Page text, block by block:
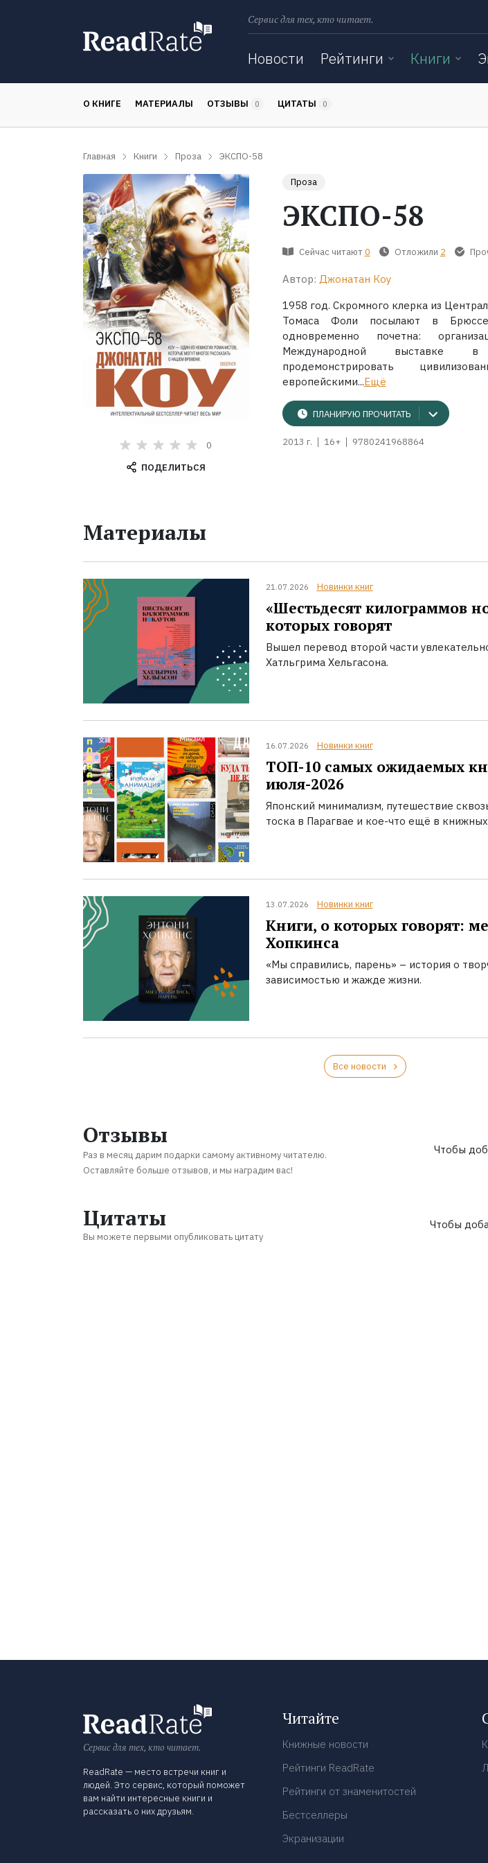
Сервис для тех, кто читает.
Новости Рейтинги Книги
О КНИГЕ МАТЕРИАЛЫ ОТЗЫВЫ 0 ЦИТАТЫ 0
Главная Книги Проза ЭКСПО-58
0
ПОДЕЛИТЬСЯ
Проза
ЭКСПО-58
Сейчас читают 0 Отложили 2
Автор: Джонатан Коу
1958 год. Скромного клерка из
Томаса Фоли посылают в
одновременно почетна:
Международной выставке в
продемонстрировать
европейскими...Ещё
ПЛАНИРУЮ ПРОЧИТАТЬ
2013 г. 16+ 9780241968864
Материалы
21.07.2026 Новинки книг
«Шестьдесят килограммов
которых говорят
Вышел перевод второй части
Хатльгрима Хельгасона.
16.07.2026 Новинки книг
ТОП-10 самых ожидаемых
июля-2026
Японский минимализм, путешествие
тоска в Парагвае и кое-что ещё в
13.07.2026 Новинки книг
Книги, о которых говорят:
Хопкинса
«Мы справились, парень» – история о
зависимостью и жажде жизни.
Все новости
Отзывы
Раз в месяц дарим подарки самому активному читателю.
Оставляйте больше отзывов, и мы наградим вас!
Чтобы
Цитаты
Вы можете первыми опубликовать цитату
Чтобы
Сервис для тех, кто читает.
ReadRate — место встречи книг и
людей. Это сервис, который поможет
вам найти интересные книги и
рассказать о них друзьям.
Читайте
Книжные новости
Рейтинги ReadRate
Рейтинги от знаменитостей
Бестселлеры
Экранизации